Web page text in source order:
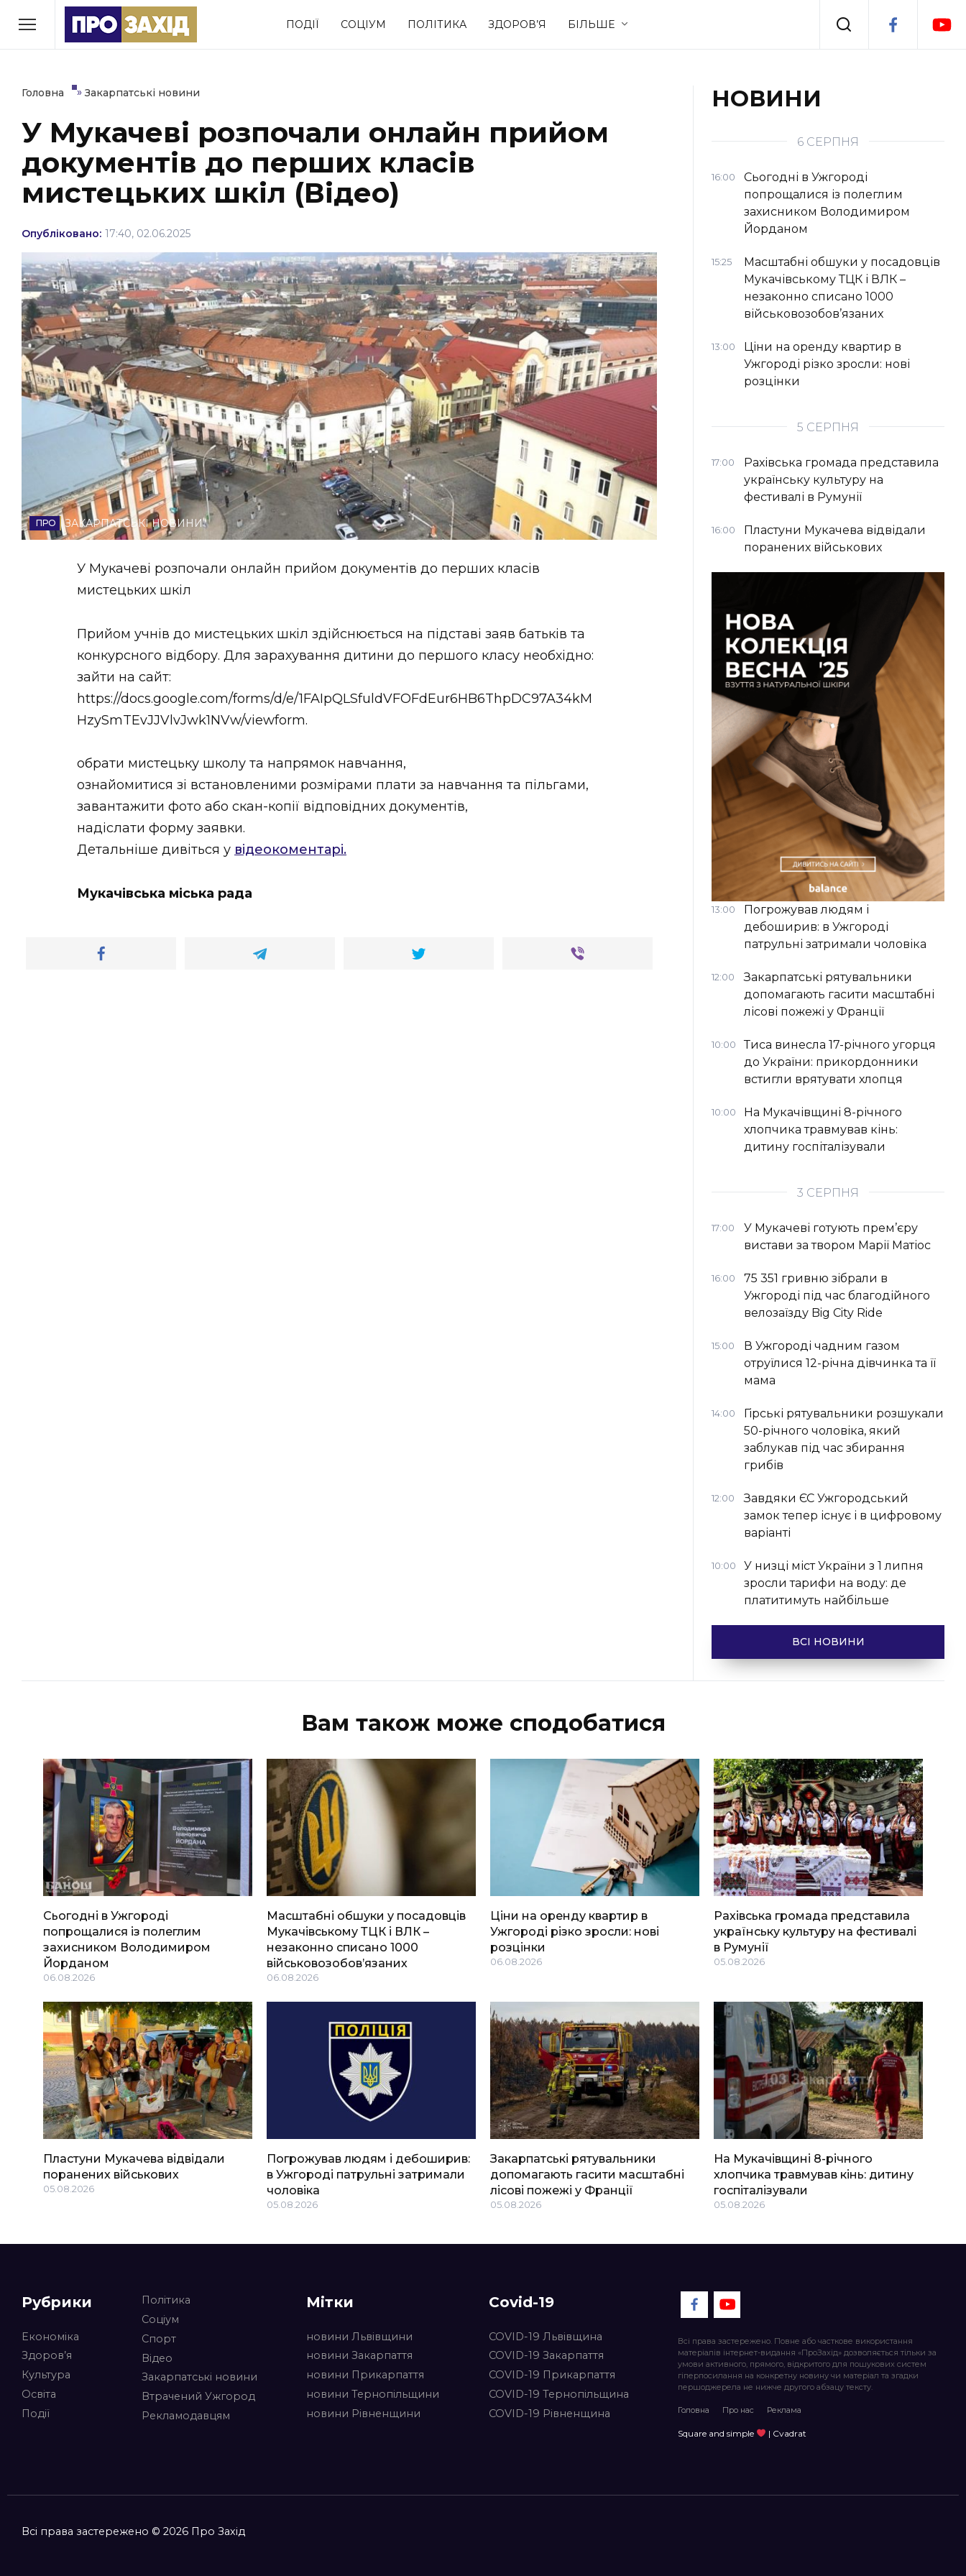
ПОДІЇ СОЦІУМ ПОЛІТИКА ЗДОРОВ’Я БІЛЬШЕ
РУБРИКИ
Економіка Події
Політика Соціум Спорт Стиль життя
Втрачений Ужгород
(відеоверсія)
ЗАКАРПАТСЬКІ НОВИНИ
НОВИНИ ЗАХІДНОЇ УКРАЇНИ
ФОТО
ВІДЕО
Головна » Закарпатські новини
У Мукачеві розпочали онлайн прийом
документів до перших класів
мистецьких шкіл (Відео)
Опубліковано: 17:40, 02.06.2025
ЗАКАРПАТСЬКІ НОВИНИ
У Мукачеві розпочали онлайн прийом документів до перших класів
мистецьких шкіл
Прийом учнів до мистецьких шкіл здійснюється на підставі заяв батьків та
конкурсного відбору. Для зарахування дитини до першого класу необхідно:
зайти на сайт:
https://docs.google.com/forms/d/e/1FAIpQLSfuldVFOFdEur6HB6ThpDC97A34kM
HzySmTEvJJVlvJwk1NVw/viewform.
обрати мистецьку школу та напрямок навчання,
ознайомитися зі встановленими розмірами плати за навчання та пільгами,
завантажити фото або скан-копії відповідних документів,
надіслати форму заявки.
Детальніше дивіться у відеокоментарі.
Мукачівська міська рада
НОВИНИ
6 СЕРПНЯ
16:00
Сьогодні в Ужгороді
попрощалися із полеглим
захисником Володимиром
Йорданом
15:25
Масштабні обшуки у посадовців
Мукачівському ТЦК і ВЛК –
незаконно списано 1000
військовозобов’язаних
13:00
Ціни на оренду квартир в
Ужгороді різко зросли: нові
розцінки
5 СЕРПНЯ
17:00
Рахівська громада представила
українську культуру на
фестивалі в Румунії
16:00
Пластуни Мукачева відвідали
поранених військових
13:00
Погрожував людям і
дебоширив: в Ужгороді
патрульні затримали чоловіка
12:00
Закарпатські рятувальники
допомагають гасити масштабні
лісові пожежі у Франції
10:00
Тиса винесла 17-річного угорця
до України: прикордонники
встигли врятувати хлопця
10:00
На Мукачівщині 8-річного
хлопчика травмував кінь:
дитину госпіталізували
3 СЕРПНЯ
17:00
У Мукачеві готують прем’єру
вистави за твором Марії Матіос
16:00
75 351 гривню зібрали в
Ужгороді під час благодійного
велозаїзду Big Сity Ride
15:00
В Ужгороді чадним газом
отруїлися 12-річна дівчинка та її
мама
14:00
Гірські рятувальники розшукали
50-річного чоловіка, який
заблукав під час збирання
грибів
12:00
Завдяки ЄС Ужгородський
замок тепер існує і в цифровому
варіанті
10:00
У низці міст України з 1 липня
зросли тарифи на воду: де
платитимуть найбільше
ВСІ НОВИНИ
Вам також може сподобатися
Сьогодні в Ужгороді
попрощалися із полеглим
захисником Володимиром
Йорданом
06.08.2026
Масштабні обшуки у посадовців
Мукачівському ТЦК і ВЛК –
незаконно списано 1000
військовозобов’язаних
06.08.2026
Ціни на оренду квартир в
Ужгороді різко зросли: нові
розцінки
06.08.2026
Рахівська громада представила
українську культуру на фестивалі
в Румунії
05.08.2026
Пластуни Мукачева відвідали
поранених військових
05.08.2026
Погрожував людям і дебоширив:
в Ужгороді патрульні затримали
чоловіка
05.08.2026
Закарпатські рятувальники
допомагають гасити масштабні
лісові пожежі у Франції
05.08.2026
На Мукачівщині 8-річного
хлопчика травмував кінь: дитину
госпіталізували
05.08.2026
Рубрики
Економіка
Здоров’я
Культура
Освіта
Події
Політика
Соціум
Спорт
Відео
Закарпатські новини
Втрачений Ужгород
Рекламодавцям
Мітки
новини Львівщини
новини Закарпаття
новини Прикарпаття
новини Тернопільщини
новини Рівненщини
Covid-19
COVID-19 Львівщина
COVID-19 Закарпаття
COVID-19 Прикарпаття
COVID-19 Тернопільщина
COVID-19 Рівненщина
Всі права застережено. Повне або часткове використання
матеріалів інтернет-видання «ПроЗахід» дозволяється тільки за
умови активного, прямого, відкритого для пошукових систем
гіперпосилання на конкретну новину чи матеріал та згадки
першоджерела не нижче другого абзацу тексту.
Головна Про нас Реклама
Square and simple | Cvadrat
Всі права застережено © 2026 Про Захід